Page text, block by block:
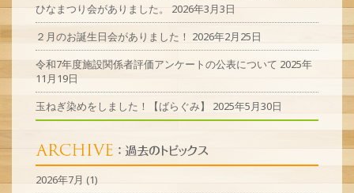
ひなまつり会がありました。
2026年3月3日
２月のお誕生日会がありました！ 2026年2月25日
令和7年度施設関係者評価アンケートの公表について 2025年
11月19日
玉ねぎ染めをしました！【ばらぐみ】
2025年5月30日
2026年7月 (1)